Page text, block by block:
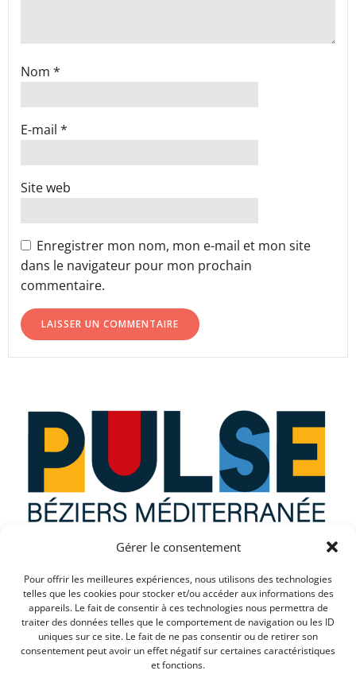
Gérer le consentement
Pour offrir les meilleures expériences, nous utilisons des technologies
telles que les cookies pour stocker et/ou accéder aux informations des
appareils. Le fait de consentir à ces technologies nous permettra de
traiter des données telles que le comportement de navigation ou les ID
uniques sur ce site. Le fait de ne pas consentir ou de retirer son
consentement peut avoir un effet négatif sur certaines caractéristiques
et fonctions.
Nom *
E-mail *
Site web
Enregistrer mon nom, mon e-mail et mon site
dans le navigateur pour mon prochain
commentaire.
Que recherchez vous ?